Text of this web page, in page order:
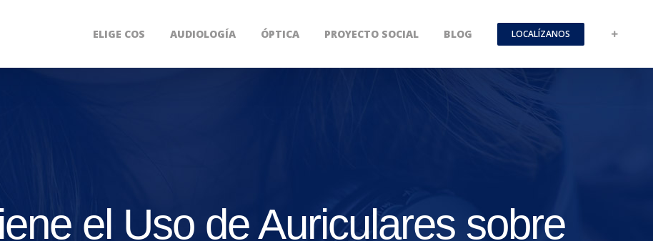
ELIGE COS AUDIOLOGÍA ÓPTICA PROYECTO SOCIAL BLOG LOCALÍZANOS
el Uso de Auriculares sobre